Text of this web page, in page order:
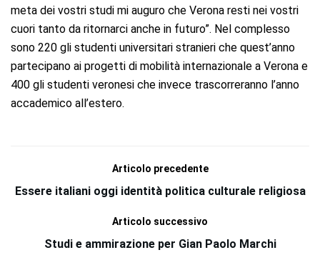
meta dei vostri studi mi auguro che Verona resti nei vostri
cuori tanto da ritornarci anche in futuro”. Nel complesso
sono 220 gli studenti universitari stranieri che quest’anno
partecipano ai progetti di mobilità internazionale a Verona e
400 gli studenti veronesi che invece trascorreranno l’anno
accademico all’estero.
Articolo precedente
Essere italiani oggi identità politica culturale religiosa
Articolo successivo
Studi e ammirazione per Gian Paolo Marchi